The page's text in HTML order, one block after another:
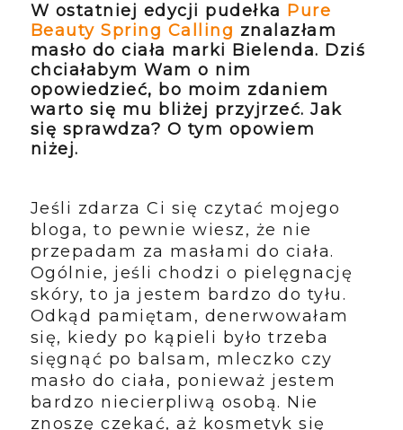
W ostatniej edycji pudełka Pure
Beauty Spring Calling znalazłam
masło do ciała marki Bielenda. Dziś
chciałabym Wam o nim
opowiedzieć, bo moim zdaniem
warto się mu bliżej przyjrzeć. Jak
się sprawdza? O tym opowiem
niżej.
Jeśli zdarza Ci się czytać mojego
bloga, to pewnie wiesz, że nie
przepadam za masłami do ciała.
Ogólnie, jeśli chodzi o pielęgnację
skóry, to ja jestem bardzo do tyłu.
Odkąd pamiętam, denerwowałam
się, kiedy po kąpieli było trzeba
sięgnąć po balsam, mleczko czy
masło do ciała, ponieważ jestem
bardzo niecierpliwą osobą. Nie
znoszę czekać, aż kosmetyk się